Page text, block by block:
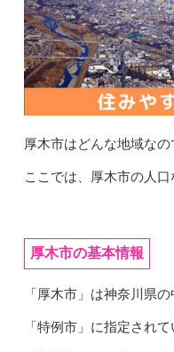
厚木市はどんな地域なの
ここでは、厚木市の人
厚木市の基本情報
「厚木市」は神奈川県
「特例市」に指定されて